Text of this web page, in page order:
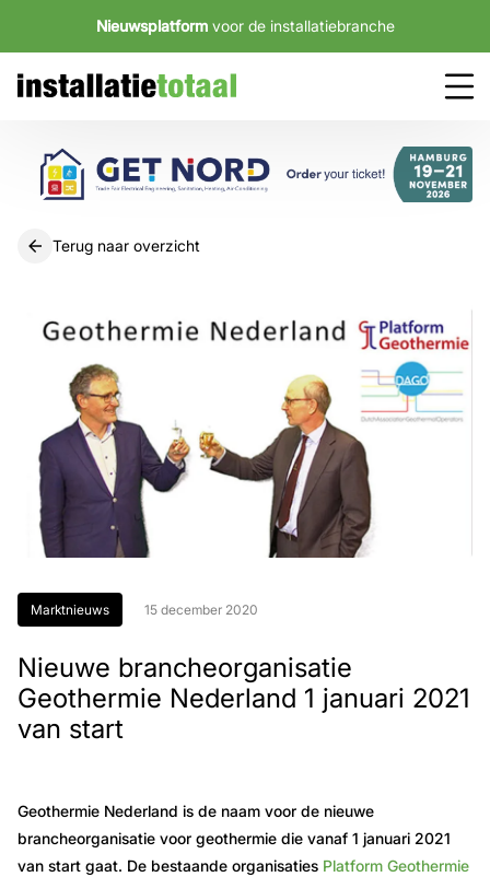
Nieuwsplatform voor de installatiebranche
Terug naar overzicht
Marktnieuws 15 december 2020
Nieuwe brancheorganisatie
Geothermie Nederland 1 januari 2021
van start
Geothermie Nederland is de naam voor de nieuwe
brancheorganisatie voor geothermie die vanaf 1 januari 2021
van start gaat. De bestaande organisaties Platform Geothermie